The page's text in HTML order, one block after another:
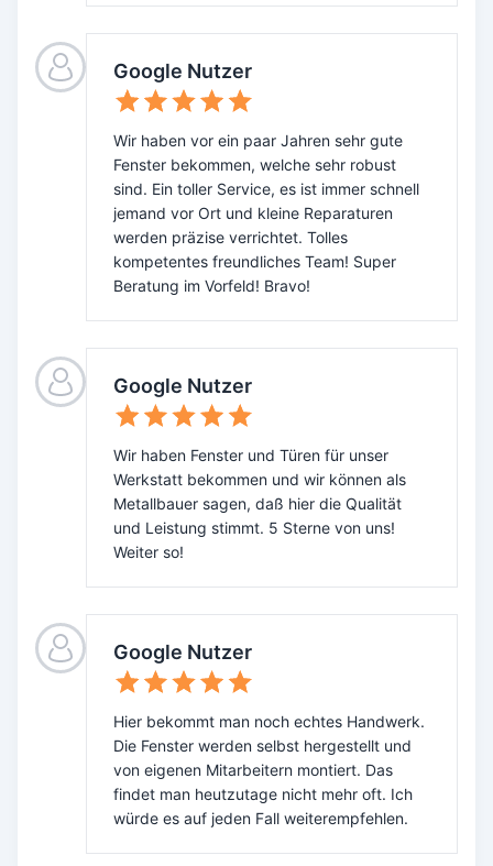
Google Nutzer
Wir haben vor ein paar Jahren sehr gute
Fenster bekommen, welche sehr robust
sind. Ein toller Service, es ist immer schnell
jemand vor Ort und kleine Reparaturen
werden präzise verrichtet. Tolles
kompetentes freundliches Team! Super
Beratung im Vorfeld! Bravo!
Google Nutzer
Wir haben Fenster und Türen für unser
Werkstatt bekommen und wir können als
Metallbauer sagen, daß hier die Qualität
und Leistung stimmt. 5 Sterne von uns!
Weiter so!
Google Nutzer
Hier bekommt man noch echtes Handwerk.
Die Fenster werden selbst hergestellt und
von eigenen Mitarbeitern montiert. Das
findet man heutzutage nicht mehr oft. Ich
würde es auf jeden Fall weiterempfehlen.